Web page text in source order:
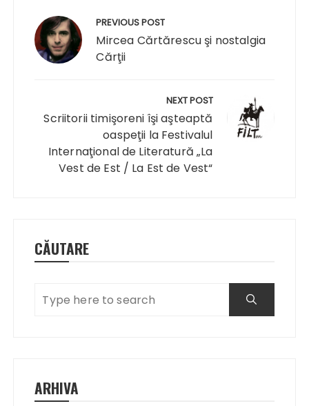
articole
PREVIOUS POST
Mircea Cărtărescu şi nostalgia
Cărţii
NEXT POST
Scriitorii timişoreni îşi aşteaptă
oaspeţii la Festivalul
Internaţional de Literatură „La
Vest de Est / La Est de Vest“
CĂUTARE
ARHIVA